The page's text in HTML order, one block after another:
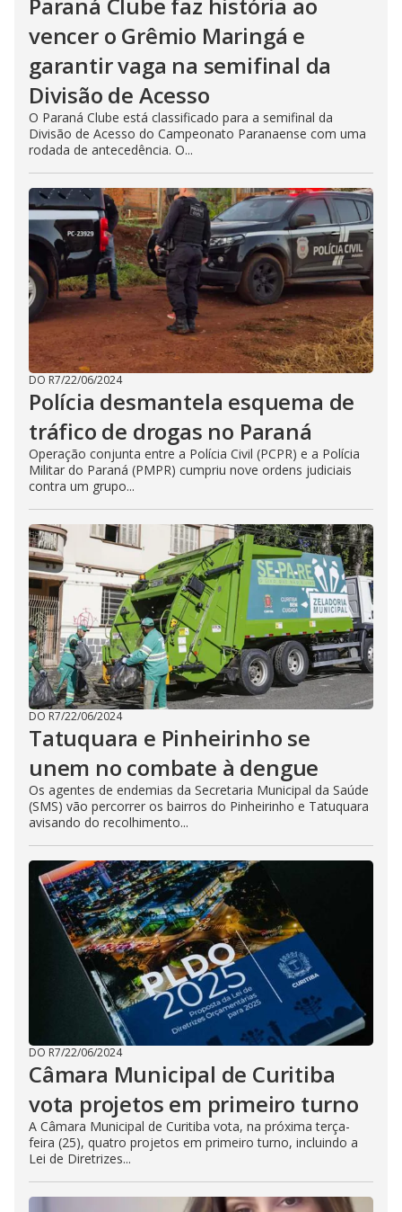
vencer o Grêmio Maringá e
garantir vaga na semifinal da
Divisão de Acesso
O Paraná Clube está classificado para a semifinal da
Divisão de Acesso do Campeonato Paranaense com uma
rodada de antecedência. O...
DO R7/22/06/2024
Polícia desmantela esquema de
tráfico de drogas no Paraná
Operação conjunta entre a Polícia Civil (PCPR) e a Polícia
Militar do Paraná (PMPR) cumpriu nove ordens judiciais
contra um grupo...
DO R7/22/06/2024
Tatuquara e Pinheirinho se
unem no combate à dengue
Os agentes de endemias da Secretaria Municipal da Saúde
(SMS) vão percorrer os bairros do Pinheirinho e Tatuquara
avisando do recolhimento...
DO R7/22/06/2024
Câmara Municipal de Curitiba
vota projetos em primeiro turno
A Câmara Municipal de Curitiba vota, na próxima terça-
feira (25), quatro projetos em primeiro turno, incluindo a
Lei de Diretrizes...